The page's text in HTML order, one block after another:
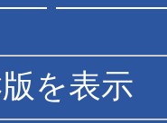
を表示